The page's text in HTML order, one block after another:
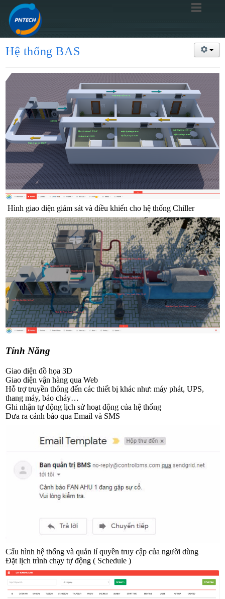
Hệ thống BAS
Hình giao diện giám sát và điều khiển cho hệ thống Chiller
Tính Năng
Giao diện đồ họa 3D
Giao diện vận hàng qua Web
Hỗ trợ truyền thông đến các thiết bị khác như: máy phát, UPS,
thang máy, báo cháy…
Ghi nhận tự động lịch sử hoạt động của hệ thống
Đưa ra cảnh báo qua Email và SMS
Cấu hình hệ thống và quản lí quyền truy cập của người dùng
Đặt lịch trình chạy tự động ( Schedule )